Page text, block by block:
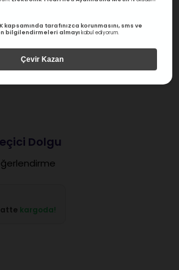
Dolgu
kargoda!
kapsamında tarafınızca korunmasını, sms ve
bilgilendirmeleri almayı kabul ediyorum.
Çevir Kazan